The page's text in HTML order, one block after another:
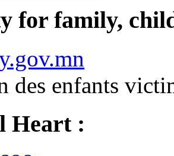
for family,
des enfants
Heart :